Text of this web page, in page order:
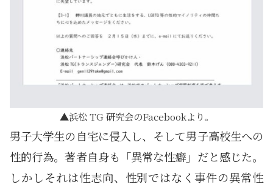
浜松 TG 研究会のFacebookより。
男子大学生の自宅に侵入し、そして男子高校生への
性的行為。著者自身も「異常な性癖」だと感じた。
しかしそれは性志向、性別ではなく事件の異常性